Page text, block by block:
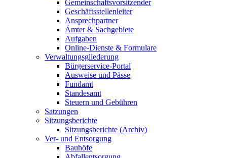
Gemeinschaftsvorsitzender
Geschäftsstellenleiter
Ansprechpartner
Ämter & Sachgebiete
Aufgaben
Online-Dienste & Formulare
Verwaltungsgliederung
Bürgerservice-Portal
Ausweise und Pässe
Fundamt
Standesamt
Steuern und Gebühren
Satzungen
Sitzungsberichte
Sitzungsberichte (Archiv)
Ver- und Entsorgung
Bauhöfe